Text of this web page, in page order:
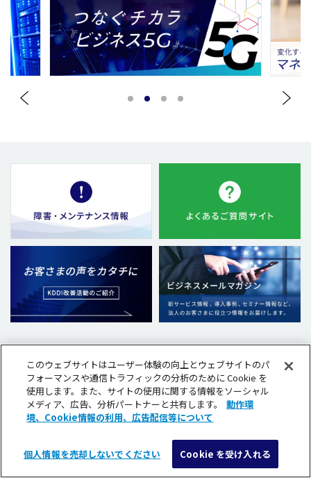
メニュー 検索
ページの先頭へ戻る
KDDI 法人のお客さま コラム・資料 中小企業のお客さまのお悩
このウェブサイトはユーザー体験の向上とウェブサイトのパ
フォーマンスや通信トラフィックの分析のために Cookie を
使用します。また、サイトの使用に関する情報をソーシャル
メディア、広告、分析パートナーと共有します。
動作環
境、Cookie情報の利用、広告配信等について
個人情報を売却しないでください Cookie を受け入れる